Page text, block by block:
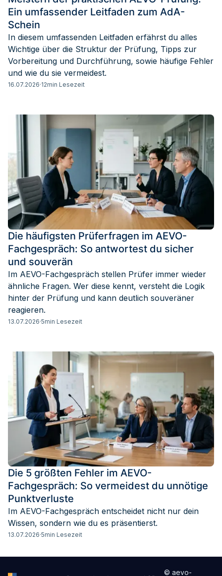
Ein umfassender Leitfaden zum AdA-
Schein
In diesem umfassenden Leitfaden erfährst du alles
Wichtige über die Struktur der Prüfung, Tipps zur
Vorbereitung und Durchführung, sowie häufige Fehler
und wie du sie vermeidest.
16.07.2026·12min Lesezeit
Die häufigsten Prüferfragen im AEVO-
Fachgespräch: So antwortest du sicher
und souverän
Im AEVO-Fachgespräch stellen Prüfer immer wieder
ähnliche Fragen. Wer diese kennt, versteht die Logik
hinter der Prüfung und kann deutlich souveräner
reagieren.
13.07.2026·5min Lesezeit
Die 5 größten Fehler im AEVO-
Fachgespräch: So vermeidest du unnötige
Punktverluste
Im AEVO-Fachgespräch entscheidet nicht nur dein
Wissen, sondern wie du es präsentierst.
13.07.2026·5min Lesezeit
© aevo-